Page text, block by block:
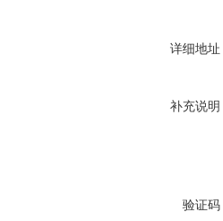
详细地址
补充说明
验证码